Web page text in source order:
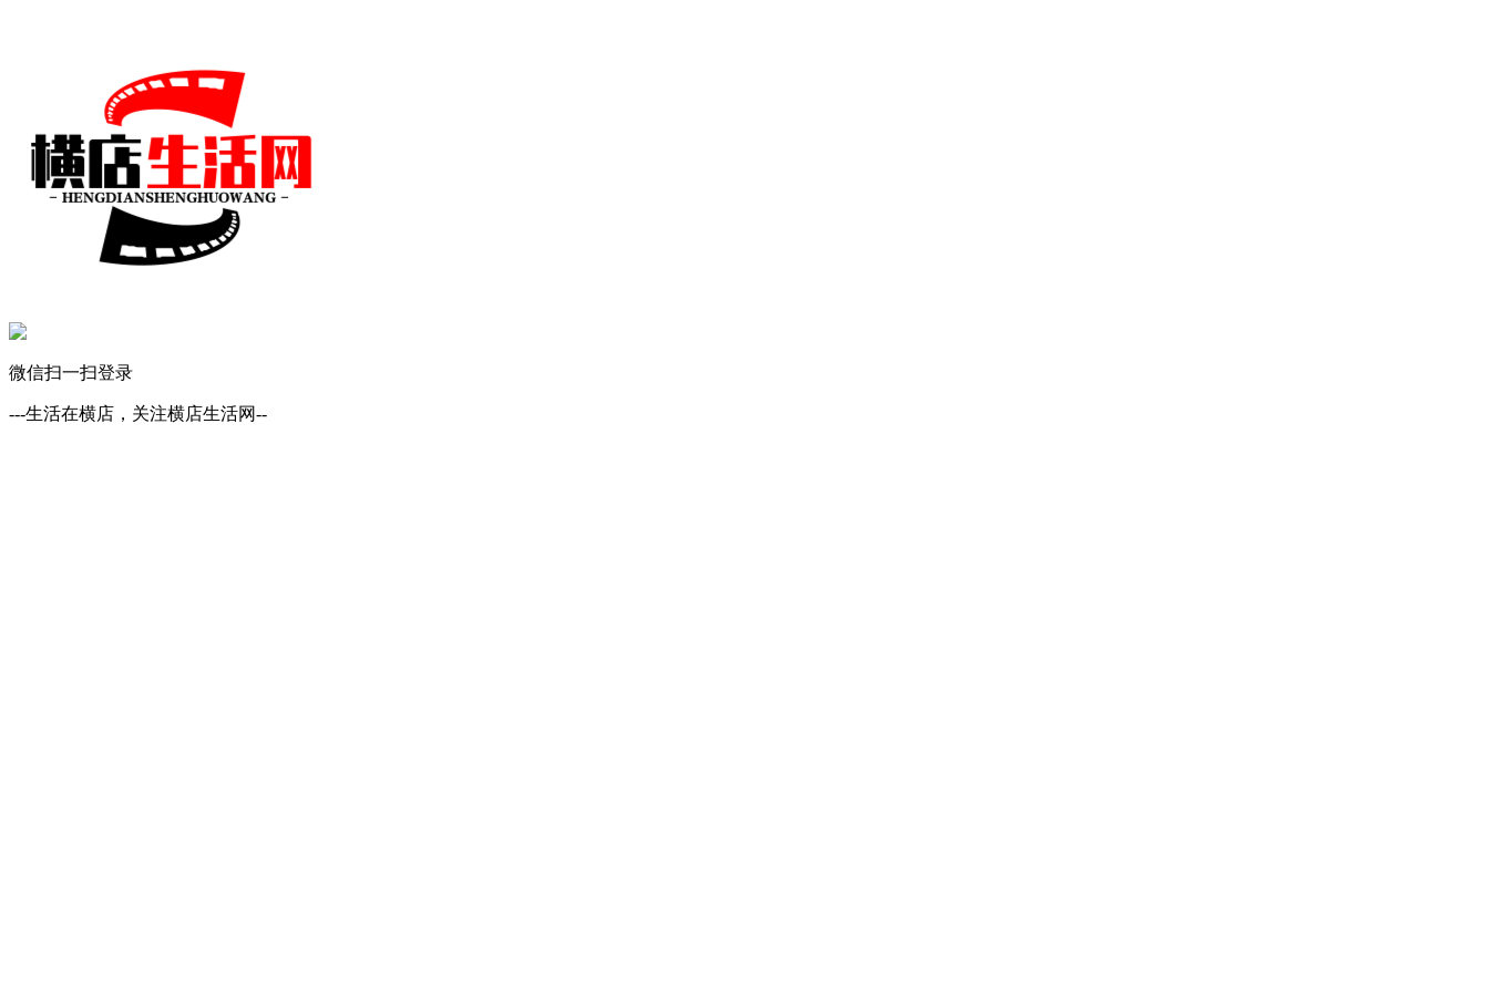
微信扫一扫登录
---生活在横店，关注横店生活网--